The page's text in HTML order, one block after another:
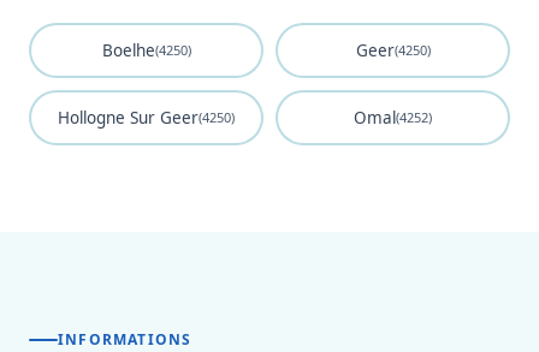
Boelhe(4250) Geer(4250)
Hollogne Sur Geer(4250) Omal(4252)
INFORMATIONS